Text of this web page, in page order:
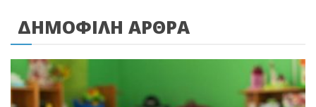
ΔΗΜΟΦΙΛΗ ΑΡΘΡΑ